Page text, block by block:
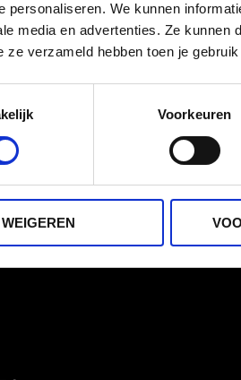
personaliseren. We kunnen
media en advertenties. Ze kunnen
ze verzameld hebben toen je
Voorkeuren
WEIGEREN
Mis geen
over
- What are your key messages